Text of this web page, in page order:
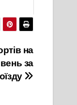
на
за